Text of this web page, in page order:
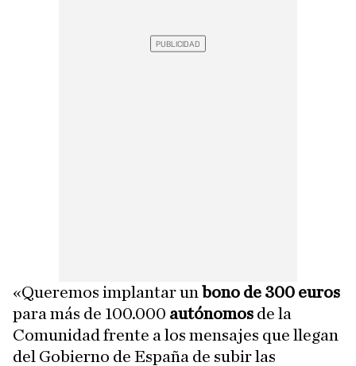
«Queremos implantar un bono de 300 euros
para más de 100.000 autónomos de la
Comunidad frente a los mensajes que llegan
del Gobierno de España de subir las